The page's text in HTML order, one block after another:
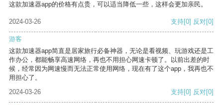
这款加速器app的价格有点贵，可以适当降低一些，这样会更加亲民。
2024-03-26 支持[0] 反对[0]
游客
这款加速器app简直是居家旅行必备神器，无论是看视频、玩游戏还是工
作办公，都能畅享高速网络，再也不用担心网速卡顿了。以前出差的时
候，经常因为网速慢而无法正常使用网络，现在有了这个app，我再也不
用担心了。
2024-03-26
支持[0] 反对[0]